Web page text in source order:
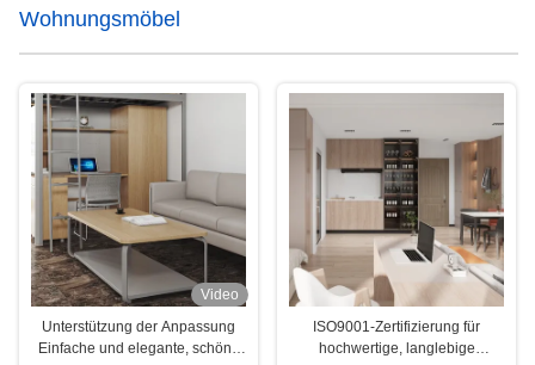
Wohnungsmöbel
Video
Unterstützung der Anpassung
Einfache und elegante, schöne
ISO9001-Zertifizierung für
hochwertige, langlebige